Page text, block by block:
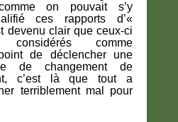
on pouvait s’y
ces rapports d’«
devenu clair que ceux-ci
comme
de déclencher une
de changement de
c’est là que tout a
terriblement mal pour